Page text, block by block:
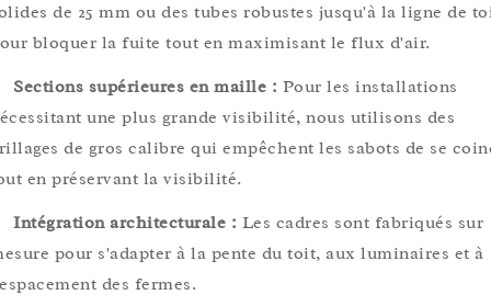
de 25 mm ou des tubes robustes jusqu'à la ligne de
bloquer la fuite tout en maximisant le flux d'air.
Sections supérieures en maille : Pour les installations
une plus grande visibilité, nous utilisons des
de gros calibre qui empêchent les sabots de se
en préservant la visibilité.
Intégration architecturale : Les cadres sont fabriqués sur
pour s'adapter à la pente du toit, aux luminaires et à
des fermes.